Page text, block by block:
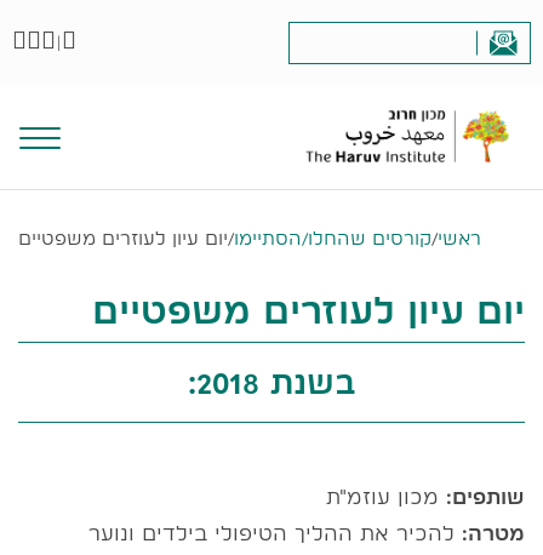
|
ראשי/קורסים שהחלו/הסתיימו/יום עיון לעוזרים משפטיים
יום עיון לעוזרים משפטיים
בשנת 2018:
שותפים: מכון עוזמ"ת
מטרה: להכיר את ההליך הטיפולי בילדים ונוער